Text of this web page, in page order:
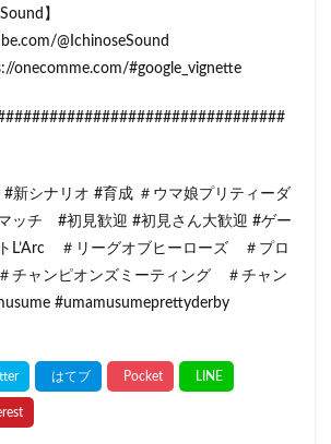
】
@IchinoseSound
onecomme.com/#google_vignette
シナリオ #育成 ＃ウマ娘プリティーダ
ッチ #初見歓迎 #初見さん大歓迎 #ゲー
L’Arc ＃リーグオブヒーローズ ＃プロ
チャンピオンズミーティング ＃チャン
#umamusumeprettyderby